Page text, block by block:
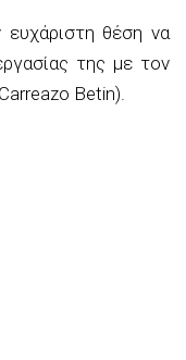
θέση να
της με τον
Betin).